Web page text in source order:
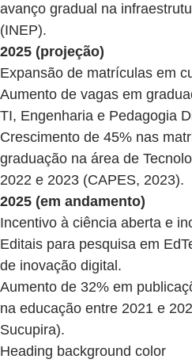
avanço gradual na
(INEP).
2025 (projeção)
Expansão de matrículas em
Aumento de vagas em
TI, Engenharia e Pedagogia
Crescimento de 45% nas
graduação na área de
2022 e 2023 (CAPES, 2023).
2025 (em andamento)
Incentivo à ciência aberta e
Editais para pesquisa em
de inovação digital.
Aumento de 32% em
na educação entre 2021 e
Sucupira).
Heading background color